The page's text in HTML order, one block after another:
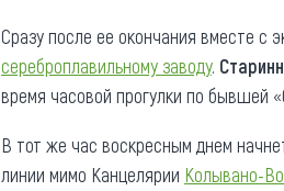
Сразу после ее окончания вместе с
сереброплавильному заводу.
время часовой прогулки по бывшей
В тот же час воскресным днем
линии мимо Канцелярии Колывано-